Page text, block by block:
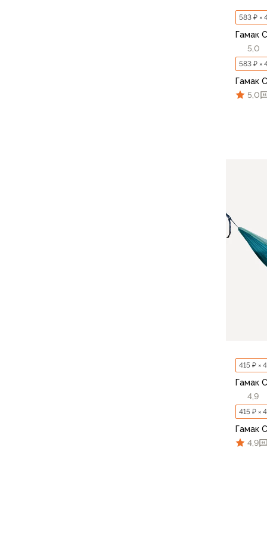
583 ₽ ×
Гамак
5,0
583 ₽ ×
Гамак
5,0
415 ₽ ×
Гамак
4,9
415 ₽ ×
Гамак
4,9